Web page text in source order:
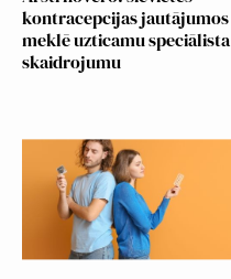
kontracepcijas jautājumos
meklē uzticamu speciālista
skaidrojumu